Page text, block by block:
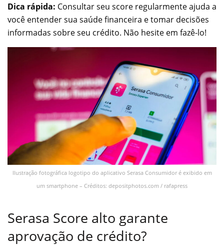
Dica rápida: Consultar seu score regularmente ajuda a
você entender sua saúde financeira e tomar decisões
informadas sobre seu crédito. Não hesite em fazê-lo!
Ilustração fotográfica logotipo do aplicativo Serasa Consumidor é exibido em
um smartphone – Créditos: depositphotos.com / rafapress
Serasa Score alto garante
aprovação de crédito?